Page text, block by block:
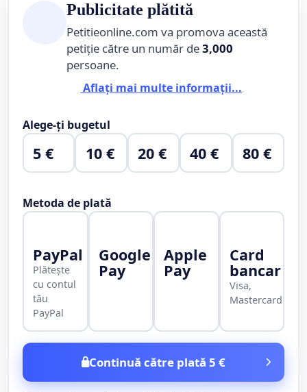
Publicitate plătită
Petitieonline.com va promova această
petiție către un număr de3,000
persoane.
Aflați mai multe informații...
Alege-ți bugetul
5 € 10 € 20 € 40 € 80 €
Metoda de plată
PayPal
Plătește
cu contul
tău
PayPal
Google
Pay
Apple
Pay
Card
bancar
Visa,
Mastercard
Continuă către plată 5 €